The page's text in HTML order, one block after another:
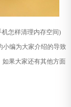
怎样清理内存空间)
小编为大家介绍的导致
如果大家还有其他方面